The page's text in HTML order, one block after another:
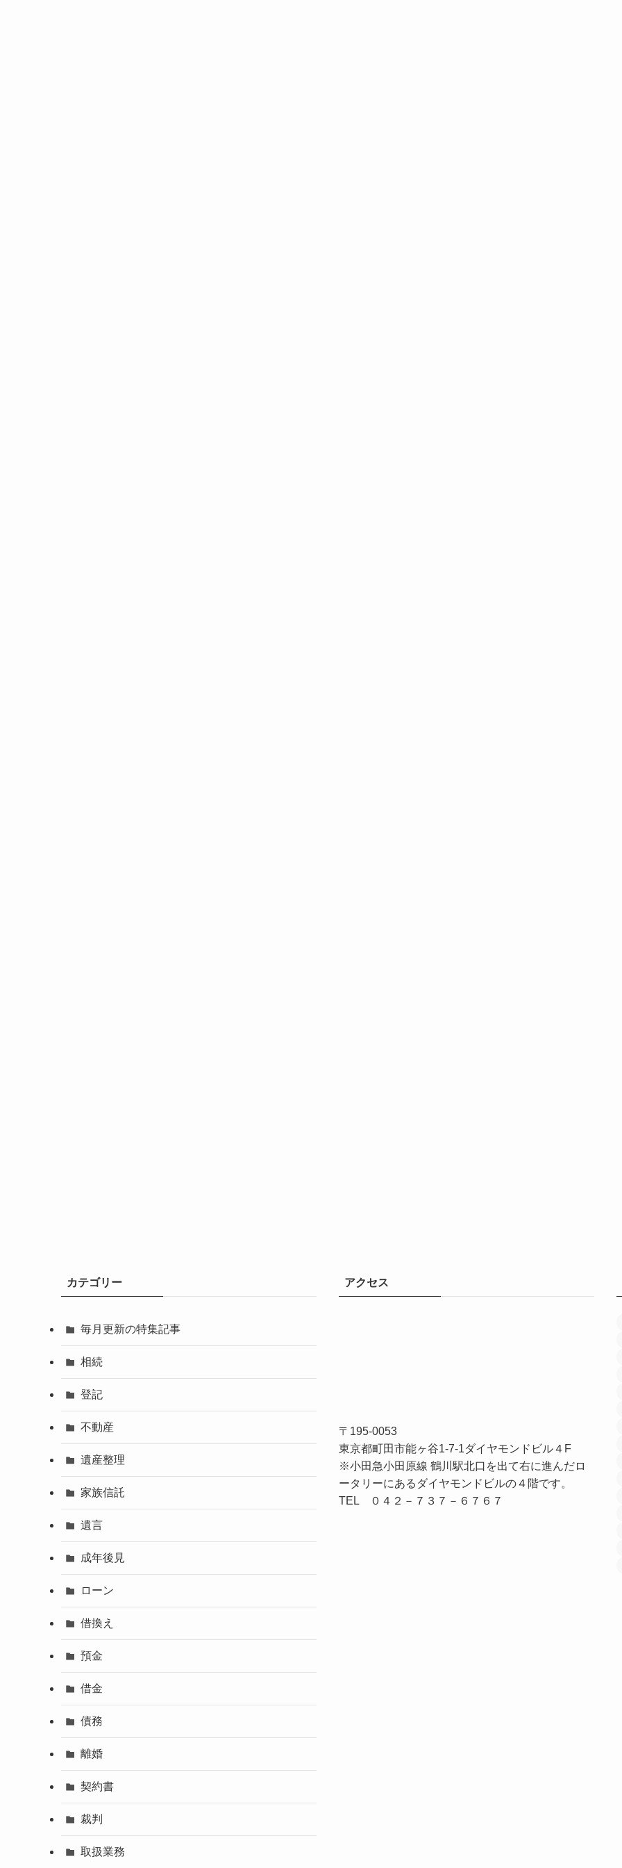
カテゴリー
毎月更新の特集記事
相続
登記
不動産
遺産整理
家族信託
遺言
成年後見
ローン
借換え
預金
借金
債務
離婚
契約書
裁判
取扱業務
アクセス
〒195-0053
東京都町田市能ヶ谷1-7-1ダイヤモンドビル４F
※小田急小田原線 鶴川駅北口を出て右に進んだロ
ータリーにあるダイヤモンドビルの４階です。
TEL ０４２－７３７－６７６７